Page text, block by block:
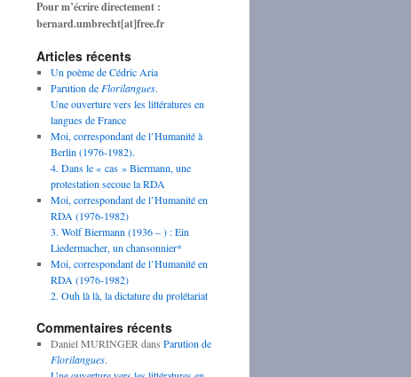
Pour m’écrire directement :
bernard.umbrecht[at]free.fr
Articles récents
Un poème de Cédric Aria
Parution de Florilangues.
Une ouverture vers les littératures en
langues de France
Moi, correspondant de l’Humanité à
Berlin (1976-1982).
4. Dans le « cas » Biermann, une
protestation secoue la RDA
Moi, correspondant de l’Humanité en
RDA (1976-1982)
3. Wolf Biermann (1936 – ) : Ein
Liedermacher, un chansonnier*
Moi, correspondant de l’Humanité en
RDA (1976-1982)
2. Ouh là là, la dictature du prolétariat
Commentaires récents
Daniel MURINGER dans Parution de
Florilangues.